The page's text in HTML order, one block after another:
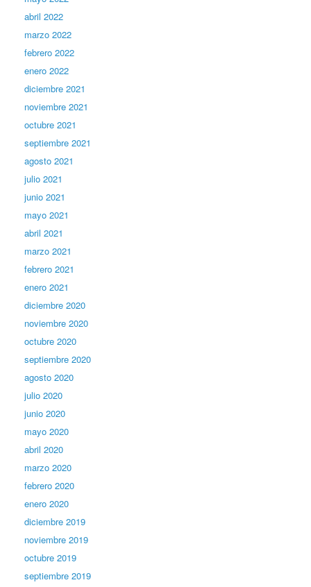
abril 2022
marzo 2022
febrero 2022
enero 2022
diciembre 2021
noviembre 2021
octubre 2021
septiembre 2021
agosto 2021
julio 2021
junio 2021
mayo 2021
abril 2021
marzo 2021
febrero 2021
enero 2021
diciembre 2020
noviembre 2020
octubre 2020
septiembre 2020
agosto 2020
julio 2020
junio 2020
mayo 2020
abril 2020
marzo 2020
febrero 2020
enero 2020
diciembre 2019
noviembre 2019
octubre 2019
septiembre 2019